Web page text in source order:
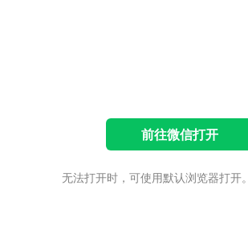
前往微信打开
无法打开时，可使用默认浏览器打开。